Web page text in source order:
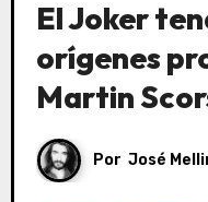
El Joker
orígenes
Martin
Por José